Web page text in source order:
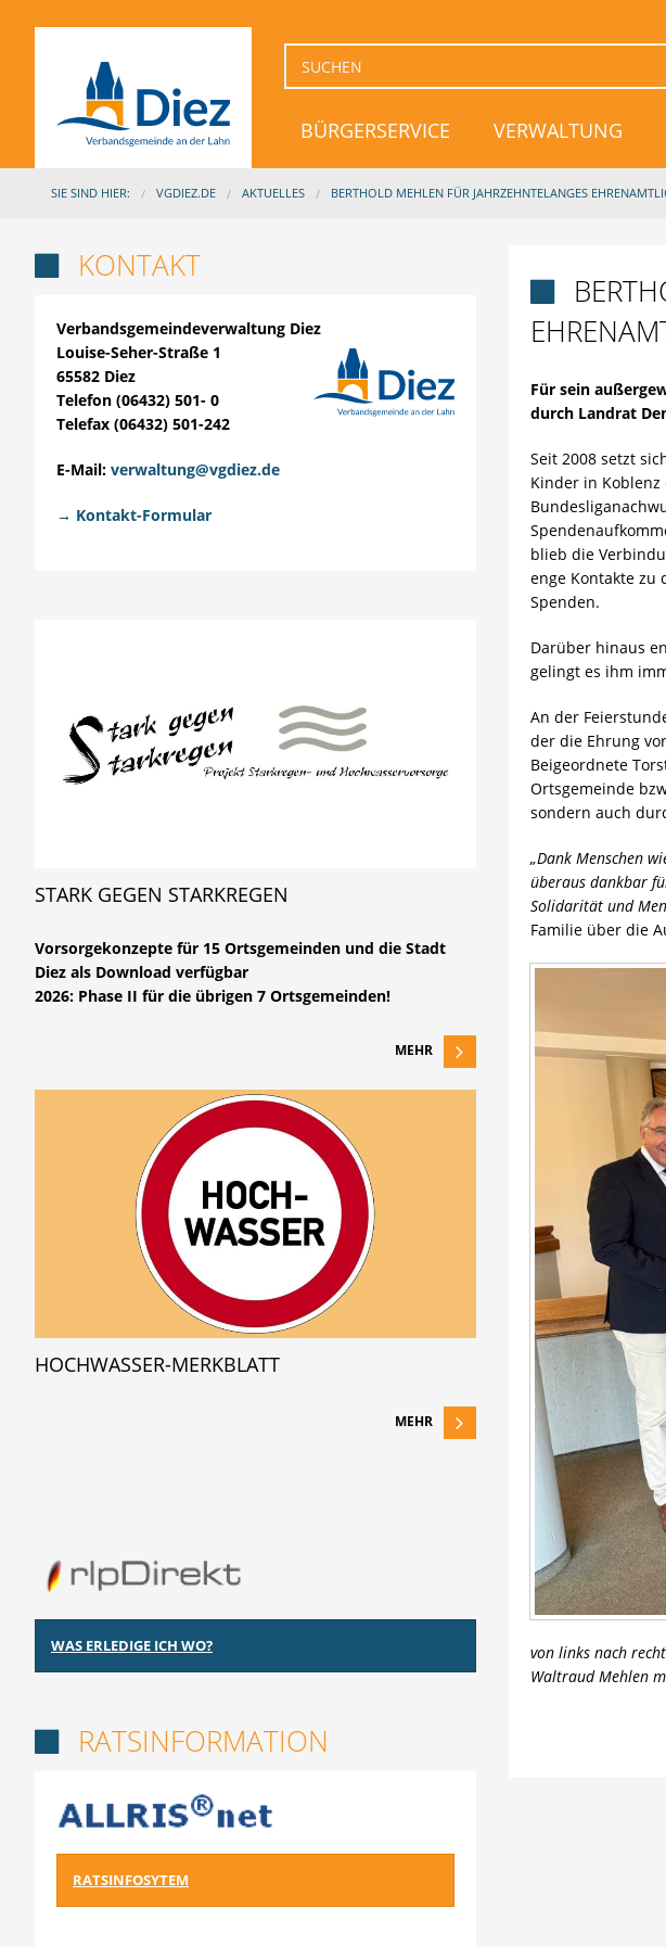
BÜRGERSERVICE VERWALTUNG
SIE SIND HIER: VGDIEZ.DE AKTUELLES BERTHOLD MEHLEN FÜR JAHRZEHNTELANGES
Für sein
durch Landrat
Seit 2008 setzt
Kinder in
blieb die
enge Kontakte
Spenden.
Darüber hinaus
gelingt es ihm
An der
der die Ehrung
Beigeordnete
Ortsgemeinde
sondern auch
„Dank Menschen
überaus dankbar
Solidarität und
Familie über die
von links nach
Waltraud Mehlen
KONTAKT
Verbandsgemeindeverwaltung Diez
Louise-Seher-Straße 1
65582 Diez
Telefon (06432) 501- 0
Telefax (06432) 501-242
E-Mail: verwaltung@vgdiez.de
→ Kontakt-Formular
STARK GEGEN STARKREGEN
Vorsorgekonzepte für 15 Ortsgemeinden und die Stadt
Diez als Download verfügbar
2026: Phase II für die übrigen 7 Ortsgemeinden!
MEHR
HOCHWASSER-MERKBLATT
MEHR
WAS ERLEDIGE ICH WO?
RATSINFORMATION
RATSINFOSYTEM